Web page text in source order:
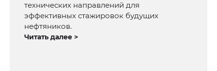
технических направлений для
эффективных стажировок будущих
нефтяников.
Читать далее >